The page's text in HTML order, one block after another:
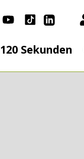
120 Sekunden